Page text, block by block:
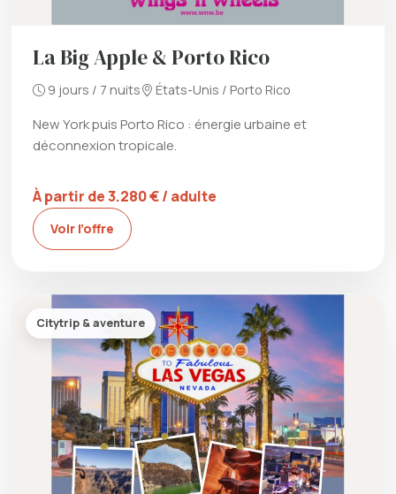
La Big Apple & Porto Rico
9 jours / 7 nuits États-Unis / Porto Rico
New York puis Porto Rico : énergie urbaine et
déconnexion tropicale.
À partir de 3.280 € / adulte
Voir l’offre
Citytrip & aventure